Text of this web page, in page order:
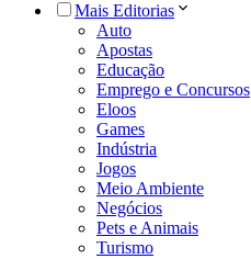
Mais Editorias
Auto
Apostas
Educação
Emprego e Concursos
Eloos
Games
Indústria
Jogos
Meio Ambiente
Negócios
Pets e Animais
Turismo